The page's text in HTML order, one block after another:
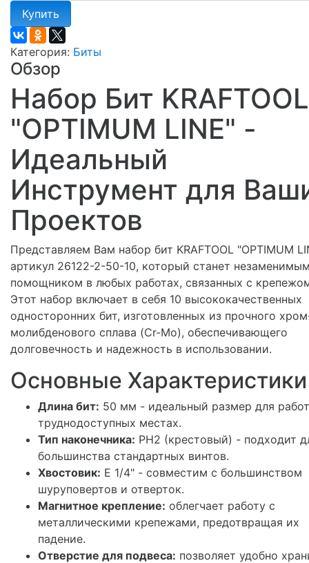
Купить
Категория: Биты
Обзор
Набор Бит KRAFTOOL
"OPTIMUM LINE" -
Идеальный
Инструмент для
Проектов
Представляем Вам набор бит KRAFTOOL "OPTIMUM
артикул 26122-2-50-10, который станет
помощником в любых работах, связанных с
Этот набор включает в себя 10 высококачественных
односторонних бит, изготовленных из прочного
молибденового сплава (Cr-Mo), обеспечивающего
долговечность и надежность в использовании.
Основные Характеристики
Длина бит: 50 мм - идеальный размер для
труднодоступных местах.
Тип наконечника: PH2 (крестовый) - подходит
большинства стандартных винтов.
Хвостовик: E 1/4" - совместим с большинством
шуруповертов и отверток.
Магнитное крепление: облегчает работу с
металлическими крепежами, предотвращая их
падение.
Отверстие для подвеса: позволяет удобно